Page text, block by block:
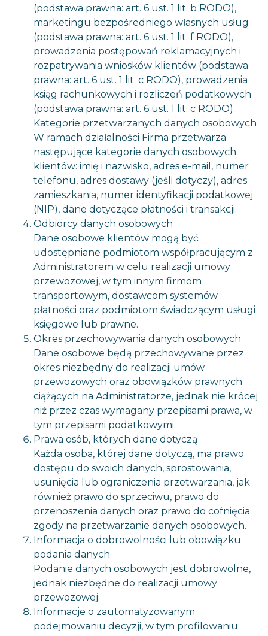
(podstawa prawna: art. 6 ust. 1 lit. b RODO),
marketingu bezpośredniego własnych usług
(podstawa prawna: art. 6 ust. 1 lit. f RODO),
prowadzenia postępowań reklamacyjnych i
rozpatrywania wniosków klientów (podstawa
prawna: art. 6 ust. 1 lit. c RODO), prowadzenia
ksiąg rachunkowych i rozliczeń podatkowych
(podstawa prawna: art. 6 ust. 1 lit. c RODO).
Kategorie przetwarzanych danych osobowych
W ramach działalności Firma przetwarza
następujące kategorie danych osobowych
klientów: imię i nazwisko, adres e-mail, numer
telefonu, adres dostawy (jeśli dotyczy), adres
zamieszkania, numer identyfikacji podatkowej
(NIP), dane dotyczące płatności i transakcji.
Odbiorcy danych osobowych
Dane osobowe klientów mogą być
udostępniane podmiotom współpracującym z
Administratorem w celu realizacji umowy
przewozowej, w tym innym firmom
transportowym, dostawcom systemów
płatności oraz podmiotom świadczącym usługi
księgowe lub prawne.
Okres przechowywania danych osobowych
Dane osobowe będą przechowywane przez
okres niezbędny do realizacji umów
przewozowych oraz obowiązków prawnych
ciążących na Administratorze, jednak nie krócej
niż przez czas wymagany przepisami prawa, w
tym przepisami podatkowymi.
Prawa osób, których dane dotyczą
Każda osoba, której dane dotyczą, ma prawo
dostępu do swoich danych, sprostowania,
usunięcia lub ograniczenia przetwarzania, jak
również prawo do sprzeciwu, prawo do
przenoszenia danych oraz prawo do cofnięcia
zgody na przetwarzanie danych osobowych.
Informacja o dobrowolności lub obowiązku
podania danych
Podanie danych osobowych jest dobrowolne,
jednak niezbędne do realizacji umowy
przewozowej.
Informacje o zautomatyzowanym
podejmowaniu decyzji, w tym profilowaniu